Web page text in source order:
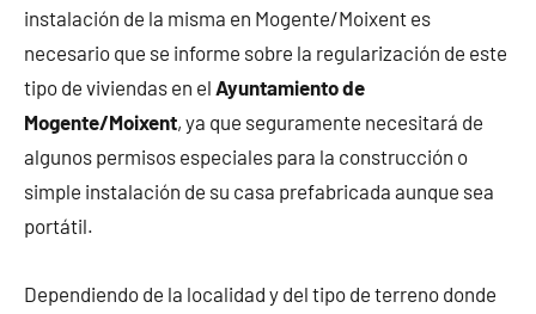
instalación de la misma en Mogente/Moixent es
necesario que se informe sobre la regularización de este
tipo de viviendas en el Ayuntamiento de
Mogente/Moixent, ya que seguramente necesitará de
algunos permisos especiales para la construcción o
simple instalación de su casa prefabricada aunque sea
portátil.
Dependiendo de la localidad y del tipo de terreno donde